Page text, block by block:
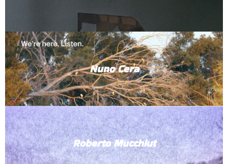
Nuno Cera
Roberto Mucchiut